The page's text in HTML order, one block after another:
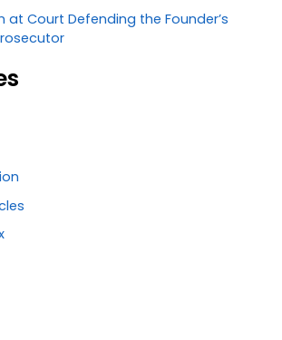
at Court Defending the Founder’s